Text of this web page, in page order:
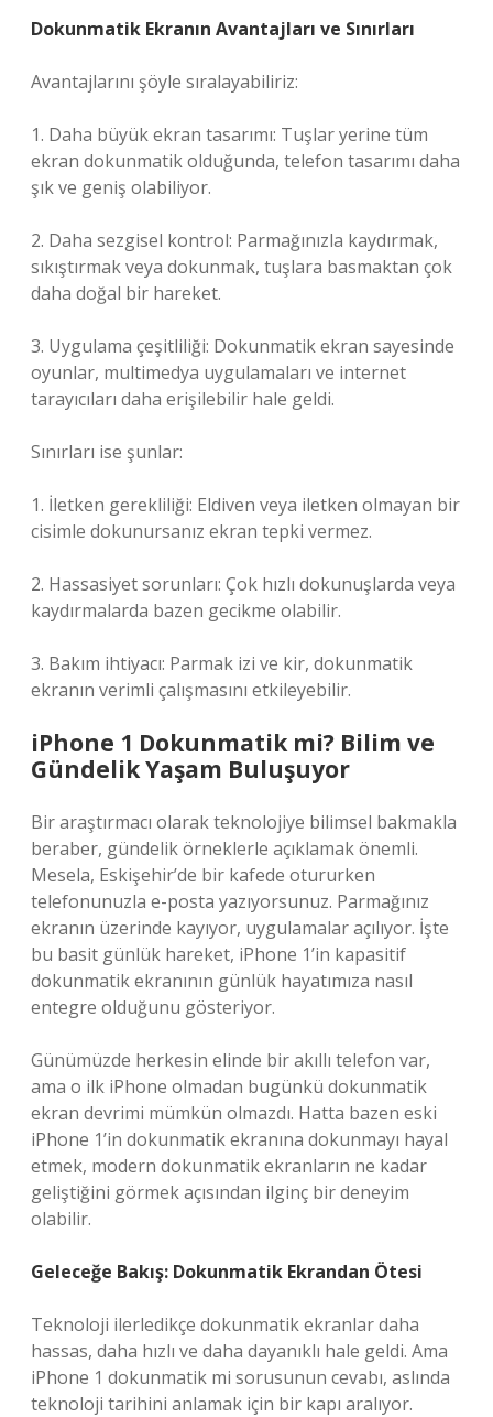
Dokunmatik Ekranın Avantajları ve Sınırları
Avantajlarını şöyle sıralayabiliriz:
1. Daha büyük ekran tasarımı: Tuşlar yerine tüm
ekran dokunmatik olduğunda, telefon tasarımı daha
şık ve geniş olabiliyor.
2. Daha sezgisel kontrol: Parmağınızla kaydırmak,
sıkıştırmak veya dokunmak, tuşlara basmaktan çok
daha doğal bir hareket.
3. Uygulama çeşitliliği: Dokunmatik ekran sayesinde
oyunlar, multimedya uygulamaları ve internet
tarayıcıları daha erişilebilir hale geldi.
Sınırları ise şunlar:
1. İletken gerekliliği: Eldiven veya iletken olmayan bir
cisimle dokunursanız ekran tepki vermez.
2. Hassasiyet sorunları: Çok hızlı dokunuşlarda veya
kaydırmalarda bazen gecikme olabilir.
3. Bakım ihtiyacı: Parmak izi ve kir, dokunmatik
ekranın verimli çalışmasını etkileyebilir.
iPhone 1 Dokunmatik mi? Bilim ve
Gündelik Yaşam Buluşuyor
Bir araştırmacı olarak teknolojiye bilimsel bakmakla
beraber, gündelik örneklerle açıklamak önemli.
Mesela, Eskişehir’de bir kafede otururken
telefonunuzla e-posta yazıyorsunuz. Parmağınız
ekranın üzerinde kayıyor, uygulamalar açılıyor. İşte
bu basit günlük hareket, iPhone 1’in kapasitif
dokunmatik ekranının günlük hayatımıza nasıl
entegre olduğunu gösteriyor.
Günümüzde herkesin elinde bir akıllı telefon var,
ama o ilk iPhone olmadan bugünkü dokunmatik
ekran devrimi mümkün olmazdı. Hatta bazen eski
iPhone 1’in dokunmatik ekranına dokunmayı hayal
etmek, modern dokunmatik ekranların ne kadar
geliştiğini görmek açısından ilginç bir deneyim
olabilir.
Geleceğe Bakış: Dokunmatik Ekrandan Ötesi
Teknoloji ilerledikçe dokunmatik ekranlar daha
hassas, daha hızlı ve daha dayanıklı hale geldi. Ama
iPhone 1 dokunmatik mi sorusunun cevabı, aslında
teknoloji tarihini anlamak için bir kapı aralıyor.